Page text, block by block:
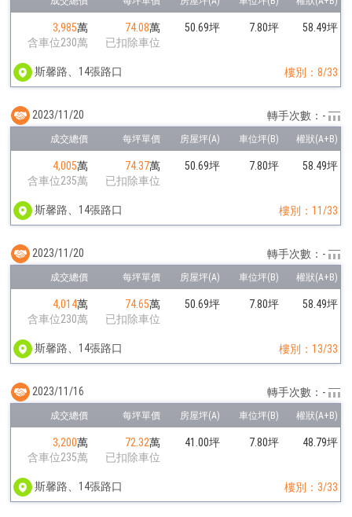
3,985萬
含車位230萬
74.08萬
已扣除車位
50.69坪 7.80坪 58.49坪
斯馨路、14張路口 樓別：8/33
4,005萬
含車位235萬
74.37萬
已扣除車位
50.69坪 7.80坪 58.49坪
斯馨路、14張路口 樓別：11/33
2023/11/20 轉手次數：-
4,014萬
含車位230萬
74.65萬
已扣除車位
50.69坪 7.80坪 58.49坪
斯馨路、14張路口 樓別：13/33
2023/11/20 轉手次數：-
3,200萬
含車位235萬
72.32萬
已扣除車位
41.00坪 7.80坪 48.79坪
斯馨路、14張路口 樓別：3/33
2023/11/16 轉手次數：-